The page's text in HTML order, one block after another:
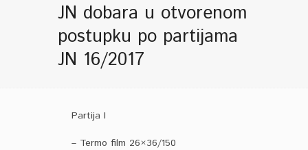
JN dobara u otvorenom
postupku po partijama
JN 16/2017
Partija I
– Termo film 26×36/150